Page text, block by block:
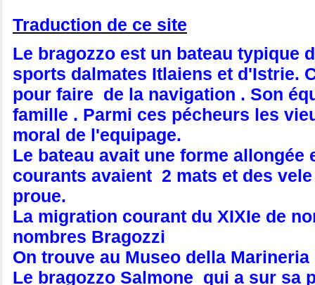
Traduction de ce site
Le bragozzo est un bateau typique
sports dalmates Itlaiens et d'Istrie.
pour faire de la navigation . Son
famille . Parmi ces pécheurs les
moral de l'equipage.
Le bateau avait une forme
courants avaient 2 mats et des
proue.
La migration courant du XIXIe de
nombres Bragozzi
On trouve au Museo della
Le bragozzo Salmone qui a sur